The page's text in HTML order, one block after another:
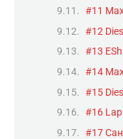
#11
#12
#13
#14
#15
#16
#17